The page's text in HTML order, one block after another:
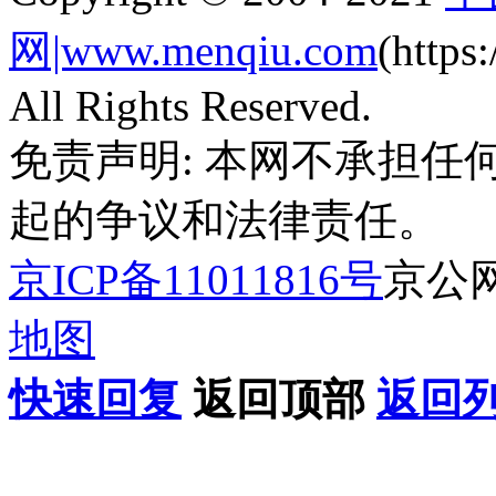
网|www.menqiu.com
All Rights Reserved.
免责声明: 本网不承担任
起的争议和法律责任。
京ICP备11011816号京公
地图
快速回复 返回顶部 返回